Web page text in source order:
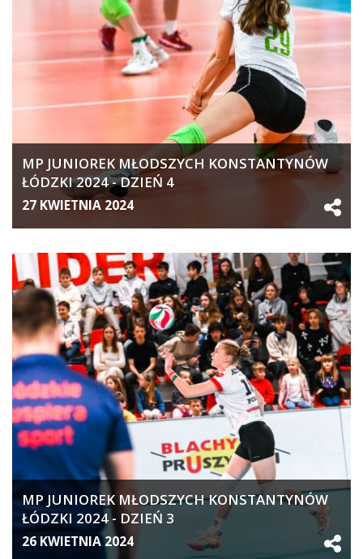
MP JUNIOREK MŁODSZYCH KONSTANTYNÓW
ŁÓDZKI 2024 - DZIEŃ 4
27 KWIETNIA 2024
MP JUNIOREK MŁODSZYCH KONSTANTYNÓW
ŁÓDZKI 2024 - DZIEŃ 3
26 KWIETNIA 2024